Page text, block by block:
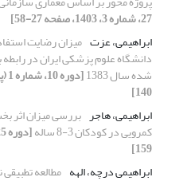
27، شماره 3، 1403، صفحه 27-58]
ابراهیمی، عزت میزان رضایت
دانشگاه علوم پزشکی ایران در
شده سال 1383
140]
ابراهیمی، هاجر بررسی میزان اثر
کمرویی در کودکان 3-8 ساله
159]
ابراهیمی درچه، الهه مطالعه